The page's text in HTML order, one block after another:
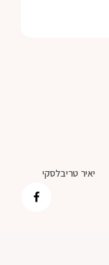
יאיר טריבלסקי